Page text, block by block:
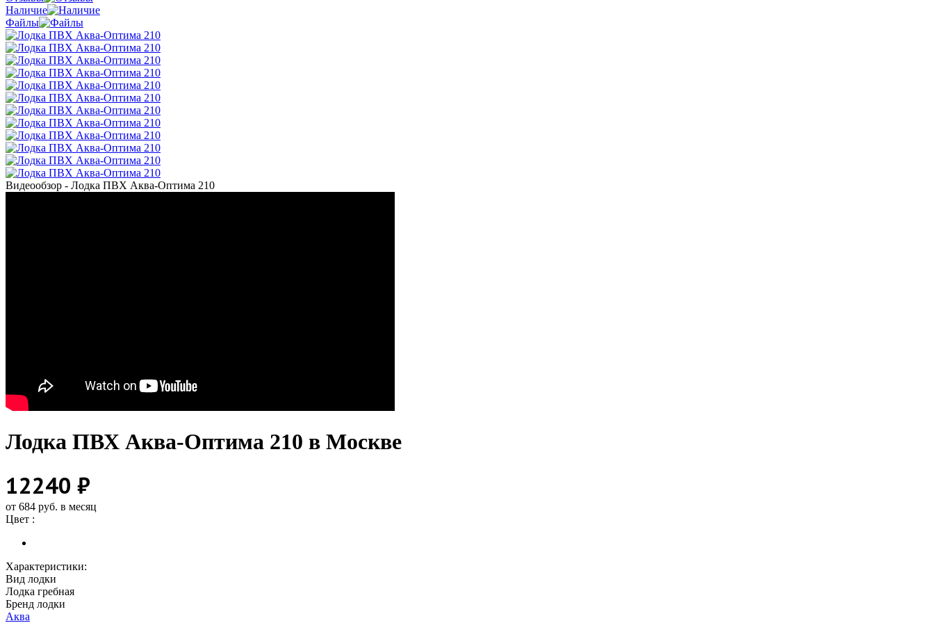
Наличие
Файлы
Видеообзор - Лодка ПВХ Аква-Оптима 210
Лодка ПВХ Аква-Оптима 210 в Москве
12240 ₽
от 684 руб. в месяц
Цвет :
Характеристики:
Вид лодки
Лодка гребная
Бренд лодки
Аква